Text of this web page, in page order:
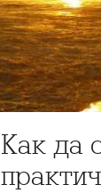
Как да